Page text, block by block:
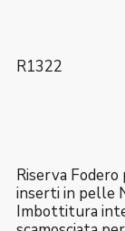
R1322
Riserva
inserti in pelle
Imbottitura